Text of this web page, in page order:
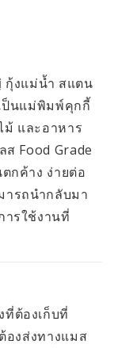
กุ้งแม่น้ำ สแตน
ป็นแม่พิมพ์คุกกี้
และอาหาร
Food Grade
กค้าง ง่ายต่อ
ารถนำกลับมา
ารใช้งานที่
ต้องเก็บที่
องส่งทางแมส